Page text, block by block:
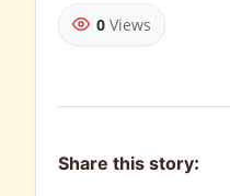
0 Views
Share this story: